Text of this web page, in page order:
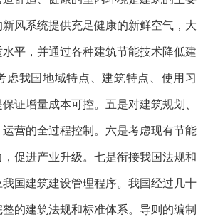
风系统提供充足健康的新鲜空气，大
平，并通过各种建筑节能技术降低建
虑我国地域特点、建筑特点、使用习
证增量成本可控。五是对建筑规划、
营的全过程控制。六是考虑现有节能
促进产业升级。七是衔接我国法规和
国建筑建设管理程序。我国经过几十
的建筑法规和标准体系。导则的编制